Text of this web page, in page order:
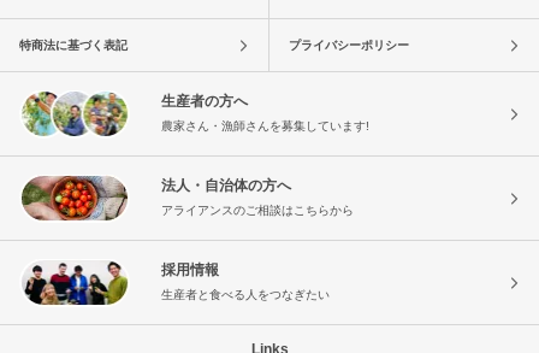
特商法に基づく表記 プライバシーポリシー
生産者の方へ
農家さん・漁師さんを募集しています!
法人・自治体の方へ
アライアンスのご相談はこちらから
採用情報
生産者と食べる人をつなぎたい
Links